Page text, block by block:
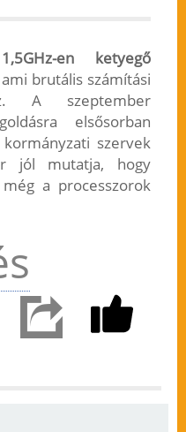
en ketyegő
brutális számítási
A szeptember
elsősorban
szervek
jól mutatja, hogy
a processzorok